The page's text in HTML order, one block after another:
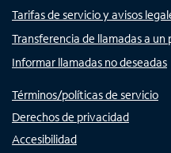
Tarifas de servicio y avisos
Transferencia de llamadas a
Informar llamadas no deseadas
Términos/políticas de servicio
Derechos de privacidad
Accesibilidad